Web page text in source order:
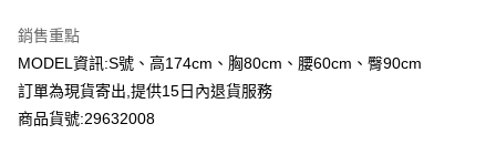
Apple Pay
Google Pay
銷售重點
MODEL資訊:S號、高174cm、胸80cm、腰60cm、臀90cm
訂單為現貨寄出,提供15日內退貨服務
商品貨號:29632008